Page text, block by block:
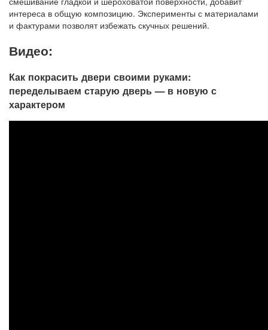
интереса в общую композицию. Эксперименты с материалами
и фактурами позволят избежать скучных решений.
Видео:
Как покрасить двери своими руками:
переделываем старую дверь — в новую с
характером